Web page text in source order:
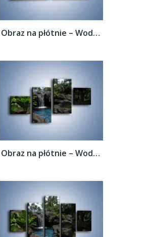
Obraz na płótnie – Wodospad wśród palm –...
Obraz na płótnie – Wodospad wśród palm –...